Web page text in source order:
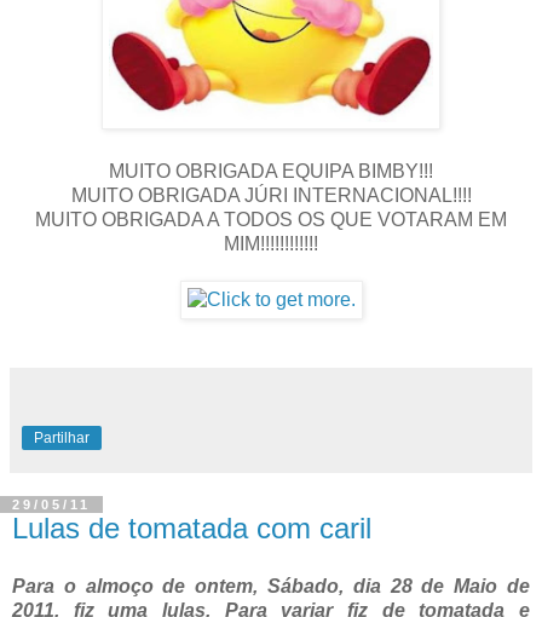
MUITO OBRIGADA EQUIPA BIMBY!!!
MUITO OBRIGADA JÚRI INTERNACIONAL!!!!
MUITO OBRIGADA A TODOS OS QUE VOTARAM EM
MIM!!!!!!!!!!!!
Partilhar
29/05/11
Lulas de tomatada com caril
Para o almoço de ontem, Sábado, dia 28 de Maio de
2011, fiz uma lulas. Para variar fiz de tomatada e